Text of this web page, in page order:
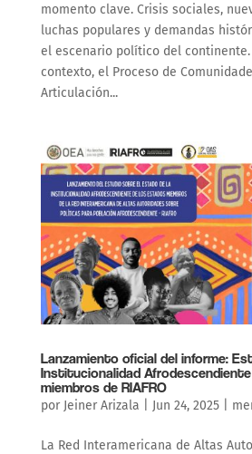
momento clave. Crisis sociales,
luchas populares y demandas
el escenario político del continente.
contexto, el Proceso de
Articulación...
Lanzamiento oficial del informe:
Institucionalidad
miembros de RIAFRO
por Jeiner Arizala Jun 24, 2025|
La Red Interamericana de Altas